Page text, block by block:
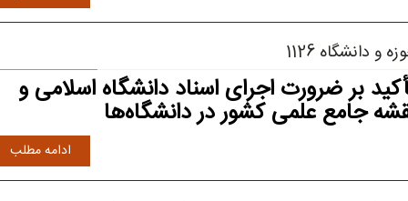
و د‏‏انشگاه 1126
بر ضرورت اجرای اسناد دانشگاه اسلامی و
جامع علمی کشور در دانشگاه‌ها
ادامه مطلب